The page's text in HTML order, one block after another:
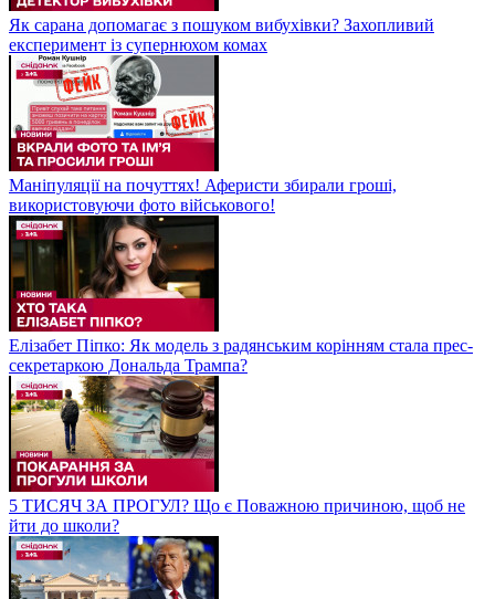
Як сарана допомагає з пошуком вибухівки? Захопливий
експеримент із супернюхом комах
Маніпуляції на почуттях! Аферисти збирали гроші,
використовуючи фото військового!
Елізабет Піпко: Як модель з радянським корінням стала прес-
секретаркою Дональда Трампа?
5 ТИСЯЧ ЗА ПРОГУЛ? Що є Поважною причиною, щоб не
йти до школи?